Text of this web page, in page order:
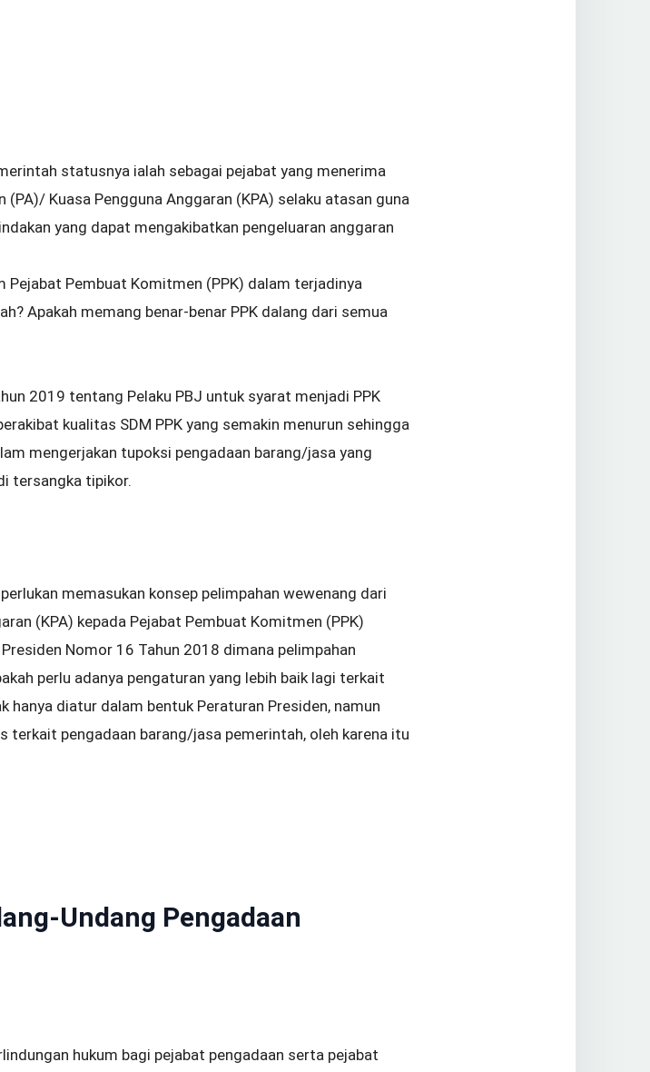
statusnya ialah sebagai pejabat yang menerima
Kuasa Pengguna Anggaran (KPA) selaku atasan guna
yang dapat mengakibatkan pengeluaran anggaran
Pejabat Pembuat Komitmen (PPK) dalam terjadinya
Apakah memang benar-benar PPK dalang dari semua
2019 tentang Pelaku PBJ untuk syarat menjadi PPK
kualitas SDM PPK yang semakin menurun sehingga
mengerjakan tupoksi pengadaan barang/jasa yang
tersangka tipikor.
memasukan konsep pelimpahan wewenang dari
(KPA) kepada Pejabat Pembuat Komitmen (PPK)
Nomor 16 Tahun 2018 dimana pelimpahan
perlu adanya pengaturan yang lebih baik lagi terkait
diatur dalam bentuk Peraturan Presiden, namun
terkait pengadaan barang/jasa pemerintah, oleh karena itu
Undang Pengadaan
hukum bagi pejabat pengadaan serta pejabat